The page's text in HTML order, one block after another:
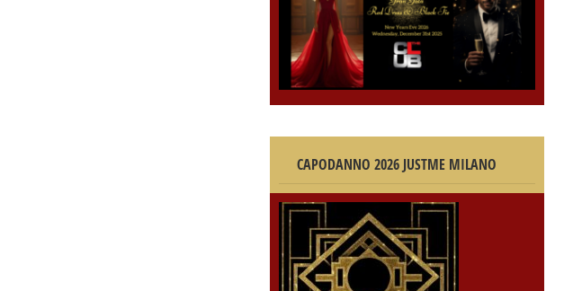
CAPODANNO 2026 JUSTME MILANO